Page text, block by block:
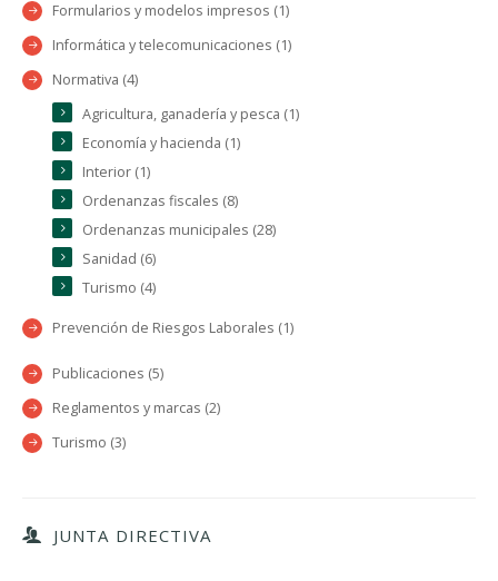
Formularios y modelos impresos (1)
Informática y telecomunicaciones (1)
Normativa (4)
Agricultura, ganadería y pesca (1)
Economía y hacienda (1)
Interior (1)
Ordenanzas fiscales (8)
Ordenanzas municipales (28)
Sanidad (6)
Turismo (4)
Prevención de Riesgos Laborales (1)
Publicaciones (5)
Reglamentos y marcas (2)
Turismo (3)
JUNTA DIRECTIVA